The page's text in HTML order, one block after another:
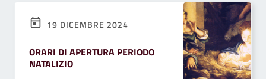
19 DICEMBRE 2024
ORARI DI APERTURA PERIODO
NATALIZIO